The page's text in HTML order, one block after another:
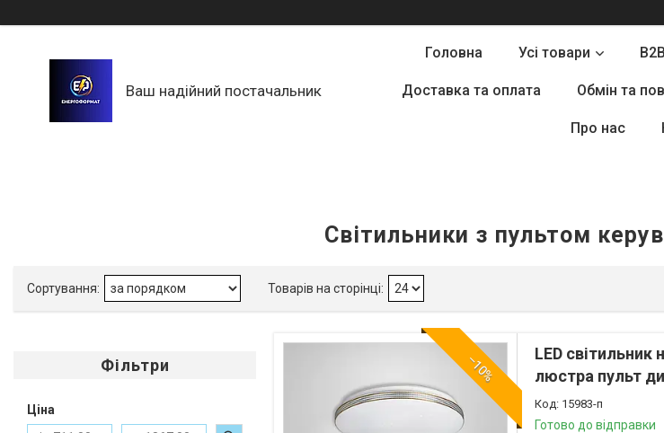
Ваш надійний постачальник
Головна Усі товари
Доставка та оплата Обмін та
Про нас
Світильники з пультом
Фільтри
Ціна
–10%
LED
люстра пульт
15983-п
Готово до відправки